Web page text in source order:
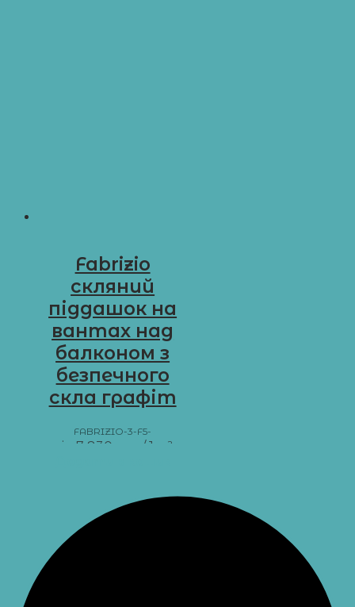
Fabrizio
скляний
піддашок на
вантах над
балконом з
безпечного
скла графіт
FABRIZIO-3-F5-
від 7 830
/ 1 м²